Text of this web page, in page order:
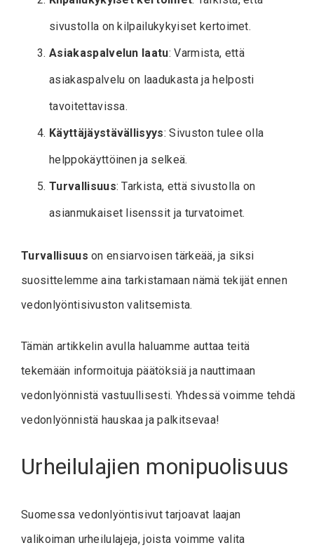
sivustolla on kilpailukykyiset kertoimet.
Asiakaspalvelun laatu: Varmista, että
asiakaspalvelu on laadukasta ja helposti
tavoitettavissa.
Käyttäjäystävällisyys: Sivuston tulee olla
helppokäyttöinen ja selkeä.
Turvallisuus: Tarkista, että sivustolla on
asianmukaiset lisenssit ja turvatoimet.
Turvallisuus on ensiarvoisen tärkeää, ja siksi
suosittelemme aina tarkistamaan nämä tekijät ennen
vedonlyöntisivuston valitsemista.
Tämän artikkelin avulla haluamme auttaa teitä
tekemään informoituja päätöksiä ja nauttimaan
vedonlyönnistä vastuullisesti. Yhdessä voimme tehdä
vedonlyönnistä hauskaa ja palkitsevaa!
Urheilulajien monipuolisuus
Suomessa vedonlyöntisivut tarjoavat laajan
valikoiman urheilulajeja, joista voimme valita